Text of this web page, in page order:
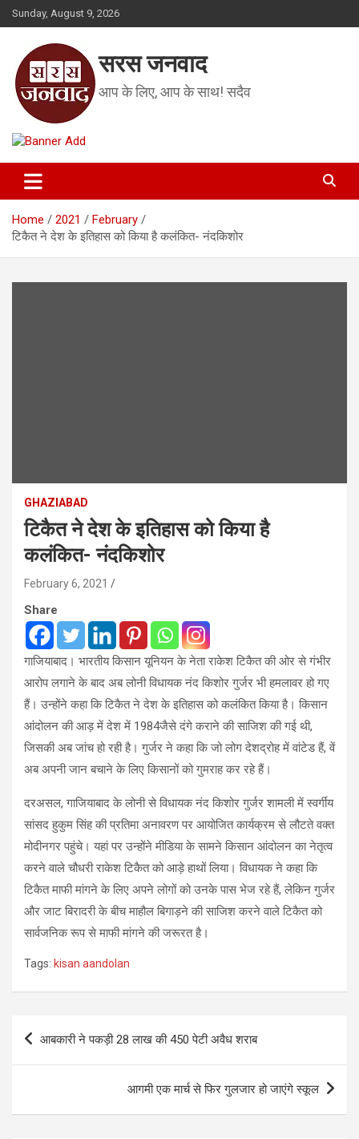
Skip
to
Sunday, August 9, 2026
सरस जनवाद
आप के लिए, आप के साथ! सदैव
Home 2021
February
टिकैत ने देश के इतिहास को किया है कलंकित- नंदकिशोर
GHAZIABAD
टिकैत ने देश के इतिहास को किया है
कलंकित- नंदकिशोर
February 6, 2021
Share
गाजियाबाद। भारतीय किसान यूनियन के नेता राकेश टिकैत की ओर से गंभीर
आरोप लगाने के बाद अब लोनी विधायक नंद किशोर गुर्जर भी हमलावर हो गए
हैं। उन्होंने कहा कि टिकैत ने देश के इतिहास को कलंकित किया है। किसान
आंदोलन की आड़ में देश में 1984जैसे दंगे कराने की साजिश की गई थी,
जिसकी अब जांच हो रही है। गुर्जर ने कहा कि जो लोग देशद्रोह में वांटेड हैं, वें
अब अपनी जान बचाने के लिए किसानों को गुमराह कर रहे हैं।
दरअसल, गाजियाबाद के लोनी से विधायक नंद किशोर गुर्जर शामली में स्वर्गीय
सांसद हुकुम सिंह की प्रतिमा अनावरण पर आयोजित कार्यक्रम से लौटते वक्त
मोदीनगर पहुंचे। यहां पर उन्होंने मीडिया के सामने किसान आंदोलन का नेतृत्व
करने वाले चौधरी राकेश टिकैत को आड़े हाथों लिया। विधायक ने कहा कि
टिकैत माफी मांगने के लिए अपने लोगों को उनके पास भेज रहे हैं, लेकिन गुर्जर
और जाट बिरादरी के बीच माहौल बिगाड़ने की साजिश करने वाले टिकैत को
सार्वजनिक रूप से माफी मांगने की जरूरत है।
Tags: kisan aandolan
Post
आबकारी ने पकड़ी 28 लाख की 450 पेटी अवैध शराब
आगमी एक मार्च से फिर गुलजार हो जाएंगे स्कूल